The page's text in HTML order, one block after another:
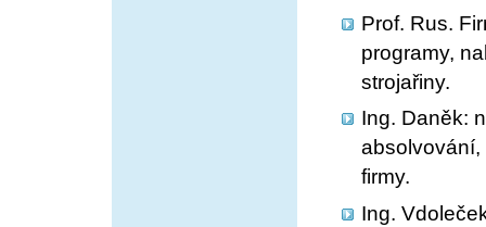
Prof. Rus.
programy,
strojařiny.
Ing. Daněk:
absolvování,
firmy.
Ing.